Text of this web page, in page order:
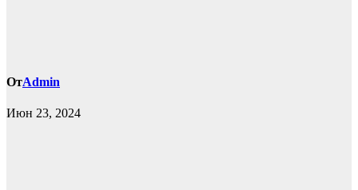
ОтAdmin
Июн 23, 2024